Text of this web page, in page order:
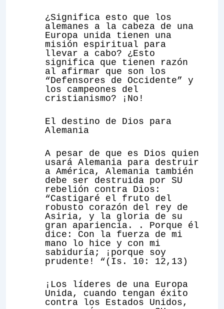
¿Significa esto que los
alemanes a la cabeza de una
Europa unida tienen una
misión espiritual para
llevar a cabo? ¿Esto
significa que tienen razón
al afirmar que son los
“Defensores de Occidente” y
los campeones del
cristianismo? ¡No!
El destino de Dios para
Alemania
A pesar de que es Dios quien
usará Alemania para destruir
a América, Alemania también
debe ser destruida por SU
rebelión contra Dios :
“Castigaré el fruto del
robusto corazón del rey de
Asiria, y la gloria de su
gran apariencia. . Porque él
dice: Con la fuerza de mi
mano lo hice y con mi
sabiduría; ¡porque soy
prudente! “(Is. 10: 12,13)
¡Los líderes de una Europa
Unida, cuando tengan éxito
contra los Estados Unidos,